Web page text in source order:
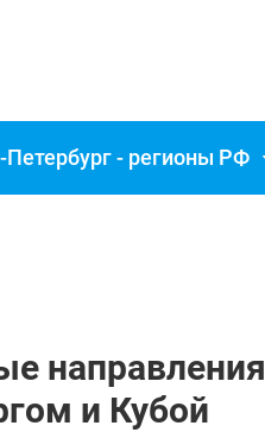
- регионы РФ
направления
и Кубой